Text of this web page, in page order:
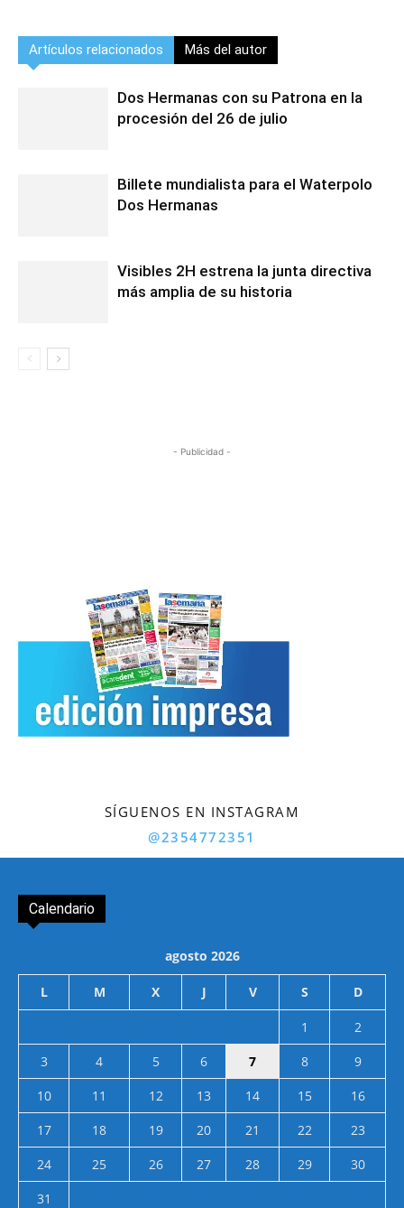
Artículos relacionados Más del autor
Dos Hermanas con su Patrona en la
procesión del 26 de julio
Billete mundialista para el Waterpolo
Dos Hermanas
Visibles 2H estrena la junta directiva
más amplia de su historia
- Publicidad -
SÍGUENOS EN INSTAGRAM
@2354772351
Calendario
agosto 2026
L M X J V S D
1
2
3
4 5 6 7 8
9
10
11 12 13 14 15
16
17
18 19 20 21 22
23
24
25 26 27 28 29
30
31